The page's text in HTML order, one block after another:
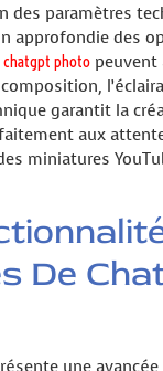
des paramètres
approfondie des
chatgpt photo
garantit la
aux
miniatures
De